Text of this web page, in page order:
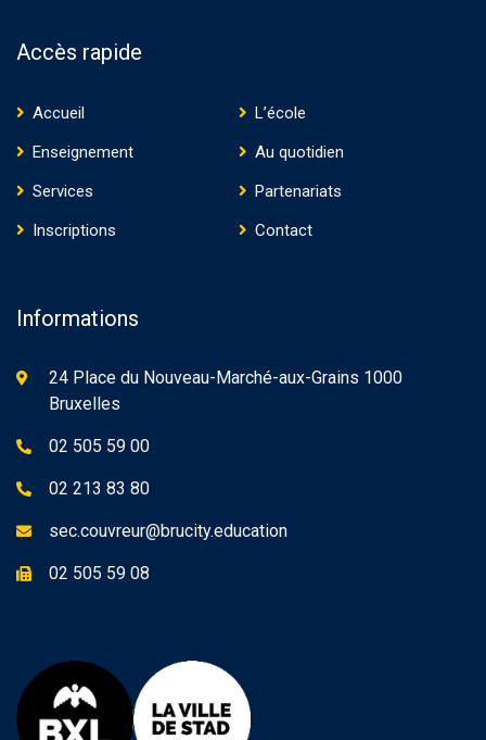
Accès rapide
Accueil
L’école
Enseignement
Au quotidien
Services
Partenariats
Inscriptions
Contact
Informations
24 Place du Nouveau-Marché-aux-Grains 1000
Bruxelles
02 505 59 00
02 213 83 80
sec.couvreur@brucity.education
02 505 59 08